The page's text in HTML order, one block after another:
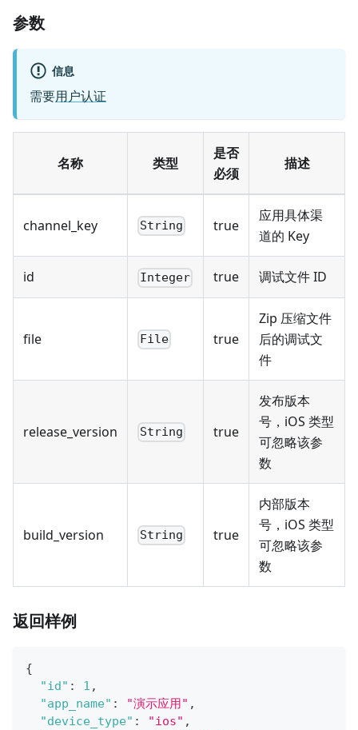
参数
信息
需要用户认证
名称 类型
是否
必须
描述
channel_key String true
应用具体渠
道的 Key
id Integer true 调试文件 ID
file File true
Zip 压缩文件
后的调试文
件
release_version String true
发布版本
号，iOS 类型
可忽略该参
数
build_version String true
内部版本
号，iOS 类型
可忽略该参
数
返回样例
{
"id" : 1 ,
"app_name" : "演示应用" ,
"device_type" : "ios" ,